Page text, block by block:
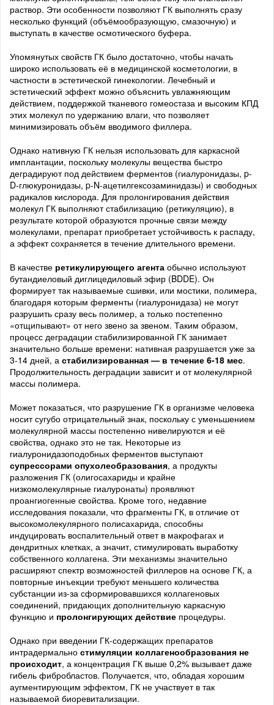
раствор. Эти особенности позволяют ГК выполнять сразу
несколько функций (объёмообразующую, смазочную) и
выступать в качестве осмотического буфера.
Упомянутых свойств ГК было достаточно, чтобы начать
широко использовать её в медицинской косметологии, в
частности в эстетической гинекологии. Лечебный и
эстетический эффект можно объяснить увлажняющим
действием, поддержкой тканевого гомеостаза и высоким КПД
этих молекул по удержанию влаги, что позволяет
минимизировать объём вводимого филлера.
Однако нативную ГК нельзя использовать для каркасной
имплантации, поскольку молекулы вещества быстро
деградируют под действием ферментов (гиалуронидазы, p-
D-глюкуронидазы, p-N-ацетилгексозаминидазы) и свободных
радикалов кислорода. Для пролонгирования действия
молекул ГК выполняют стабилизацию (ретикуляцию), в
результате которой образуются прочные связи между
молекулами, препарат приобретает устойчивость к распаду,
а эффект сохраняется в течение длительного времени.
В качестве ретикулирующего агента обычно используют
бутандиеловый диглицедиловый эфир (BDDE). Он
формирует так называемые сшивки, или мостики, полимера,
благодаря которым ферменты (гиалуронидаза) не могут
разрушить сразу весь полимер, а только постепенно
«отщипывают» от него звено за звеном. Таким образом,
процесс деградации стабилизированной ГК занимает
значительно больше времени: нативная разрушается уже за
3-14 дней, а стабилизированная — в течение 6-18 мес.
Продолжительность деградации зависит и от молекулярной
массы полимера.
Может показаться, что разрушение ГК в организме человека
носит сугубо отрицательный знак, поскольку с уменьшением
молекулярной массы постепенно нивелируются и её
свойства, однако это не так. Некоторые из
гиалуронидазоподобных ферментов выступают
супрессорами опухолеобразования, а продукты
разложения ГК (олигосахариды и крайне
низкомолекулярные гиалуронаты) проявляют
проангиогенные свойства. Кроме того, недавние
исследования показали, что фрагменты ГК, в отличие от
высокомолекулярного полисахарида, способны
индуцировать воспалительный ответ в макрофагах и
дендритных клетках, а значит, стимулировать выработку
собственного коллагена. Эти механизмы значительно
расширяют спектр возможностей филлеров на основе ГК, а
повторные инъекции требуют меньшего количества
субстанции из-за сформировавшихся коллагеновых
соединений, придающих дополнительную каркасную
функцию и пролонгирующих действие процедуры.
Однако при введении ГК-содержащих препаратов
интрадермально стимуляции коллагенообразования не
происходит, а концентрация ГК выше 0,2% вызывает даже
гибель фибробластов. Получается, что, обладая хорошим
аугментирующим эффектом, ГК не участвует в так
называемой биоревитализации.